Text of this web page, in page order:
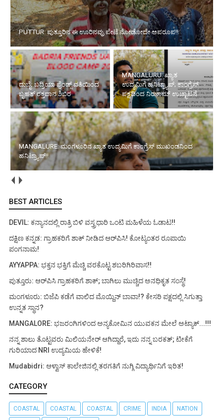
ದುಬೈ: ಬದ್ರಿಯಾ ಫ್ರೆಂಡ್ಸ್ ವತಿಯಿಂದ ಬೃಹತ್
ರಕ್ತದಾನ ಶಿಬಿರ
MANGALURU: ಖ್ಯಾತ
ಉದ್ಯಮಿಗೆ ಹನಿಟ್ರ್ಯಾಪ್; ಕಾಂಗ್ರೆಸ್
ಪಕ್ಷದಿಂದ ನಿಝಾಮ್ ಉಚ್ಛಾಟನೆ
MANGALURE: ಮಂಗಳೂರಿನ ಖ್ಯಾತ ಉದ್ಯಮಿಗೆ ಕಾಂಗ್ರೆಸ್
ಮುಖಂಡನಿಂದ ಹನಿಟ್ರ್ಯಾಪ್!!
ಮೂಡುಬಿದಿರೆ: ಹೆದ್ದಾರಿ ಸಮಸ್ಯೆ ಹೇಳಲು ಹೋದವರಿಗೆ ಅವಮಾನ!? ಸಂಸದರ
ವಿರುದ್ಧ ಬಿಜೆಪಿ ಮಂಡಲ ಉಪಾಧ್ಯಕ್ಷನ ಆಕ್ರೋಶ!
BEST ARTICLES
DEVIL: ಕನ್ಯಾನದಲ್ಲಿ ರಾತ್ರಿ ಬಿಳಿ ವಸ್ತ್ರಧಾರಿ ಒಂಟಿ ಮಹಿಳೆಯ ಓಡಾಟ!!
ದಕ್ಷಿಣ ಕನ್ನಡ: ಗ್ರಾಹಕರಿಗೆ ಶಾಕ್ ನೀಡಿದ ಆರ್‌ಪಿಸಿ! ಕೋಟ್ಯಂತರ ರೂಪಾಯಿ
ಪಂಗನಾಮ!
AYYAPPA: ಭಕ್ತನ ಭಕ್ತಿಗೆ ಮೆಚ್ಚಿ ವರಕೊಟ್ಟ ಶಬರಿಗಿರಿವಾಸ!!
ಪುತ್ತೂರು: ಆರ್‌ಪಿಸಿ ಗ್ರಾಹಕರಿಗೆ ಶಾಕ್; ಬಾಗಿಲು ಮುಚ್ಚಿದ ಅನಧಿಕೃತ ಸಂಸ್ಥೆ!
ಮಂಗಳೂರು: ಬಿಜೆಪಿ ಕಡೆಗೆ ವಾಲಿದ ಮೊಯ್ದಿನ್ ಬಾವಾ!? ಕೇಸರಿ ಪಕ್ಷದಲ್ಲಿ ಸಿಗುತ್ತಾ
ಉನ್ನತ ಸ್ಥಾನ?
MANGALORE: ಭಜರಂಗಿಗಳಿಂದ ಅನ್ಯಕೋಮಿನ ಯುವಕನ ಮೇಲೆ ಅಟ್ಯಾಕ್...!!!
ನನ್ನ ಶಾಲು ತೊಟ್ಟವರು ಮಿಲಿಯನೇರ್ ಆಗಿದ್ದಾರೆ, ಇದು ನನ್ನ ಬರಕತ್; ಟೀಕೆಗೆ
ಗುರಿಯಾದ NRI ಉದ್ಯಮಿಯ ಹೇಳಿಕೆ!
Mudabidri: ಆಳ್ವಾಸ್ ಕಾಲೇಜಿನಲ್ಲಿ ತರಗತಿಗೆ ನುಗ್ಗಿ ವಿದ್ಯಾರ್ಥಿನಿಗೆ ಇರಿತ!
CATEGORY
COASTAL COASTAL COASTAL CRIME INDIA NATION